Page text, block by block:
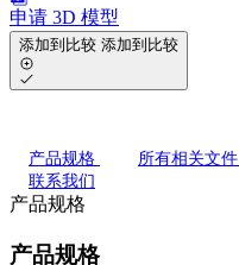
申请 3D 模型
添加到比较 添加到比较
产品规格 所有相关文件
联系我们
产品规格
产品规格